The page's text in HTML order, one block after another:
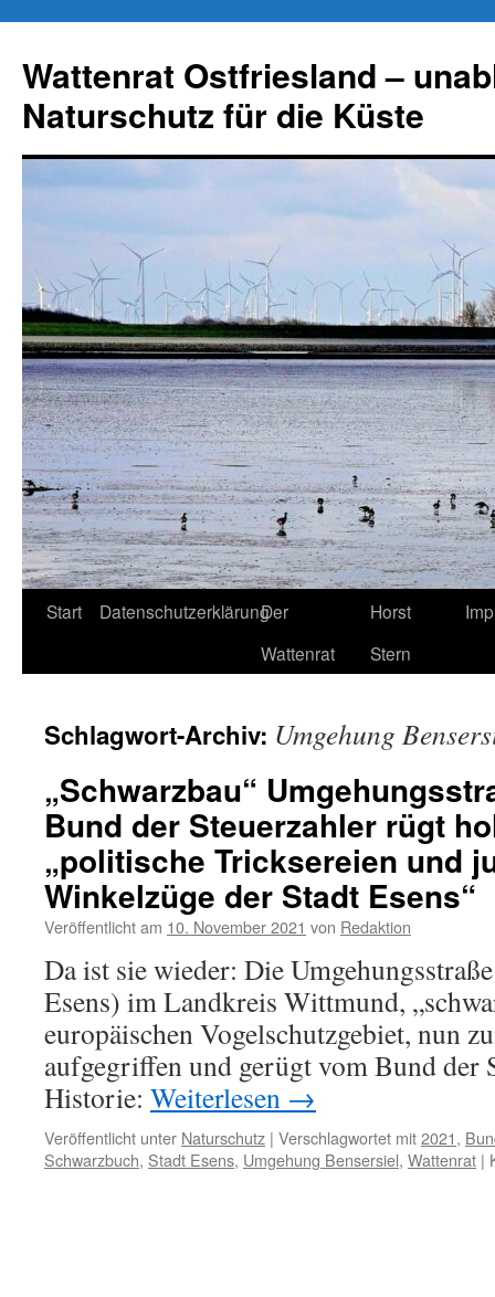
springen
Wattenrat Ostfriesland –
Naturschutz für die Küste
Start DatenschutzerklärungDer
Wattenrat
Horst
Stern
Schlagwort-Archiv: Umgehung
„Schwarzbau“
Bund der Steuerzahler rügt
„politische Tricksereien und
Winkelzüge der Stadt Esens“
Veröffentlicht am 10. November 2021 von Redaktion
Da ist sie wieder: Die
Esens) im Landkreis Wittmund,
europäischen Vogelschutzgebiet, nun
aufgegriffen und gerügt vom Bund der
Historie: Weiterlesen →
Veröffentlicht unter Naturschutz | Verschlagwortet mit2021,
Schwarzbuch, Stadt Esens, Umgehung Bensersiel, Wattenrat |